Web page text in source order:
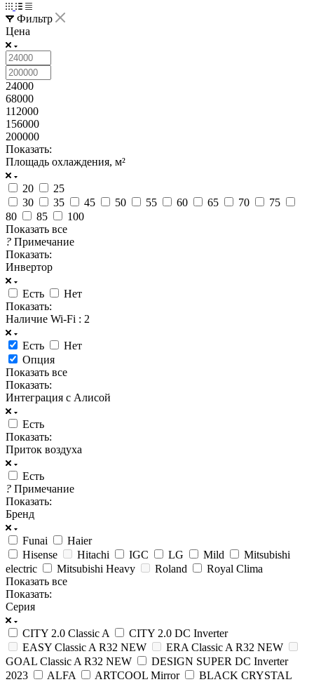
Фильтр
Цена
24000
68000
112000
156000
200000
Показать:
Площадь охлаждения, м²
20
25
30
35 45 50 55 60 65 70
75
80
85
100
Показать все
? Примечание
Показать:
Инвертор
Есть
Нет
Показать:
Наличие Wi-Fi : 2
Есть
Нет
Опция
Показать все
Показать:
Интеграция с Алисой
Есть
Показать:
Приток воздуха
Есть
? Примечание
Показать:
Бренд
Funai
Haier
Hisense
Hitachi IGC LG Mild
Mitsubishi
electric
Mitsubishi Heavy Roland
Royal Clima
Показать все
Показать:
Серия
CITY 2.0 Classic A
CITY 2.0 DC Inverter
EASY Classic A R32 NEW
ERA Classic A R32 NEW
GOAL Classic A R32 NEW
DESIGN SUPER DC Inverter
2023
ALFA ARTCOOL Mirror
BLACK CRYSTAL